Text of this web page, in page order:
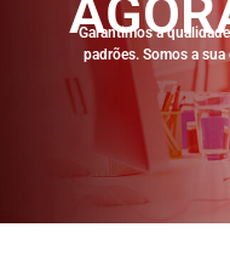
Garantimos a
padrões. Somos a